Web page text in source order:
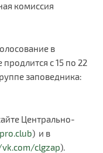
комиссия
в
с 15 по 22
заповедника:
Центрально-
) и в
clgzap).